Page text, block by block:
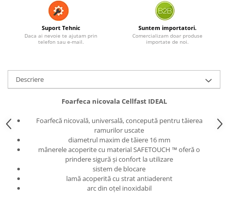
Suport Tehnic
Daca ai nevoie te ajutam prin
telefon sau e-mail.
Suntem importatori.
Comercializam doar produse
importate de noi.
Descriere
Foarfeca nicovala Cellfast IDEAL
Foarfecă nicovală, universală, concepută pentru tăierea
ramurilor uscate
diametrul maxim de tăiere 16 mm
mânerele acoperite cu material SAFETOUCH ™ oferă o
prindere sigură și confort la utilizare
sistem de blocare
lamă acoperită cu strat antiaderent
arc din oțel inoxidabil